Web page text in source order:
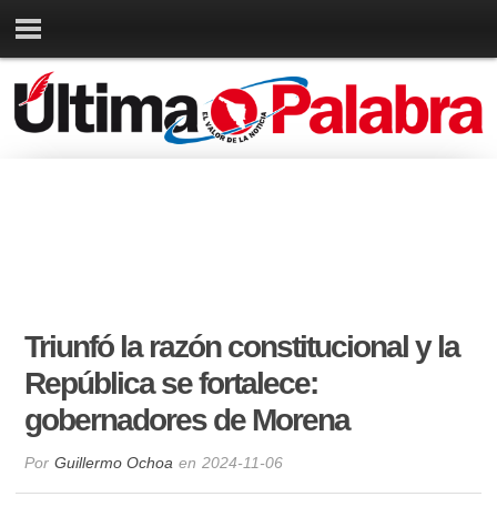
Triunfó la razón constitucional y la
República se fortalece:
gobernadores de Morena
Por Guillermo Ochoa en 2024-11-06